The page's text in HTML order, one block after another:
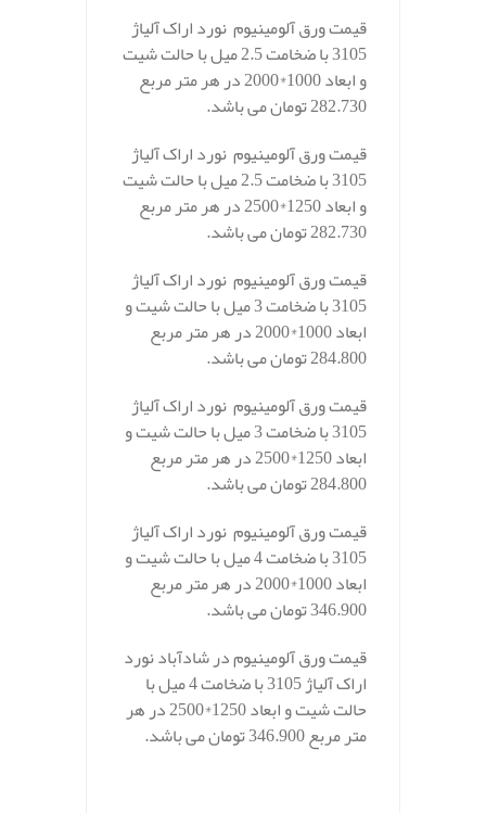
قیمت ورق آلومینیوم نورد اراک آلیاژ
3105 با ضخامت 2.5 میل با حالت شیت
و ابعاد 1000*2000 در هر متر مربع
282.730 تومان می باشد.
قیمت ورق آلومینیوم نورد اراک آلیاژ
3105 با ضخامت 2.5 میل با حالت شیت
و ابعاد 1250*2500 در هر متر مربع
282.730 تومان می باشد.
قیمت ورق آلومینیوم نورد اراک آلیاژ
3105 با ضخامت 3 میل با حالت شیت و
ابعاد 1000*2000 در هر متر مربع
284.800 تومان می باشد.
قیمت ورق آلومینیوم نورد اراک آلیاژ
3105 با ضخامت 3 میل با حالت شیت و
ابعاد 1250*2500 در هر متر مربع
284.800 تومان می باشد.
قیمت ورق آلومینیوم نورد اراک آلیاژ
3105 با ضخامت 4 میل با حالت شیت و
ابعاد 1000*2000 در هر متر مربع
346.900 تومان می باشد.
قیمت ورق آلومینیوم در شادآباد نورد
اراک آلیاژ 3105 با ضخامت 4 میل با
حالت شیت و ابعاد 1250*2500 در هر
متر مربع 346.900 تومان می باشد.